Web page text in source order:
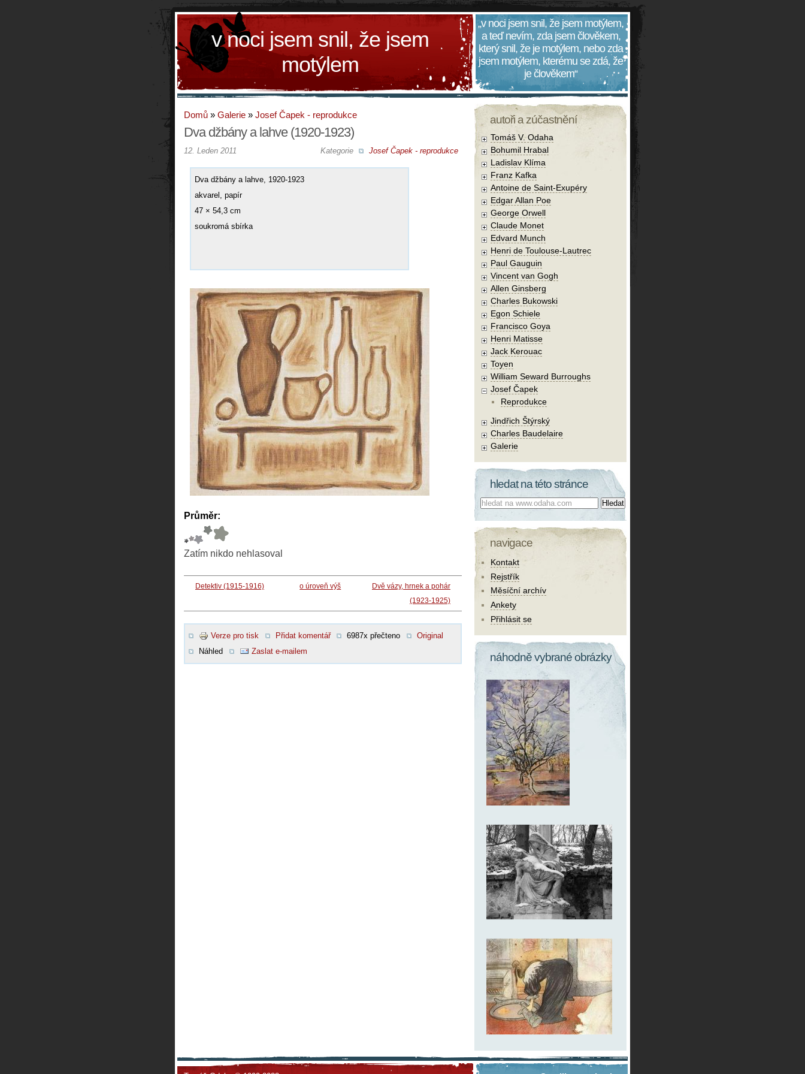
v noci jsem snil, že jsem
motýlem
„v noci jsem snil, že jsem motýlem,
a teď nevím, zda jsem člověkem,
který snil, že je motýlem, nebo zda
jsem motýlem, kterému se zdá, že
je člověkem“
Domů » Galerie » Josef Čapek - reprodukce
Dva džbány a lahve (1920-1923)
Kategorie Josef Čapek - reprodukce
12. Leden 2011
Dva džbány a lahve, 1920-1923
akvarel, papír
47 × 54,3 cm
soukromá sbírka
Průměr:
Zatím nikdo nehlasoval
Detektiv (1915-1916) o úroveň výš
Dvě vázy, hrnek a pohár
(1923-1925)
Verze pro tisk Přidat komentář 6987x přečteno
Original
Náhled
Zaslat e-mailem
autoři a zúčastnění
Tomáš V. Odaha
Bohumil Hrabal
Ladislav Klíma
Franz Kafka
Antoine de Saint-Exupéry
Edgar Allan Poe
George Orwell
Claude Monet
Edvard Munch
Henri de Toulouse-Lautrec
Paul Gauguin
Vincent van Gogh
Allen Ginsberg
Charles Bukowski
Egon Schiele
Francisco Goya
Henri Matisse
Jack Kerouac
Toyen
William Seward Burroughs
Josef Čapek
Reprodukce
Jindřich Štýrský
Charles Baudelaire
Galerie
hledat na této stránce
Co hledat:
navigace
Kontakt
Rejstřík
Měsíční archív
Ankety
Přihlásit se
náhodně vybrané obrázky